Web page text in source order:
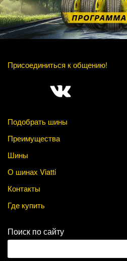
Присоединиться к общению!
Подобрать шины
Преимущества
Шины
О шинах Viatti
Контакты
Где купить
Поиск по сайту